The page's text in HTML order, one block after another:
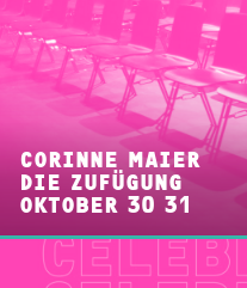
CORINNE MAIER
DIE ZUFÜGUNG
OKTOBER 30 31